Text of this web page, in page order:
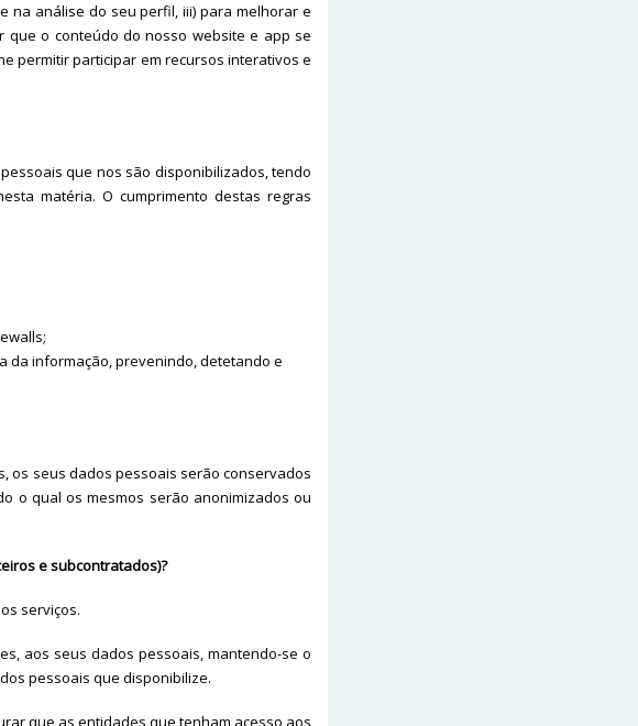
na análise do seu perfil, iii) para melhorar e
que o conteúdo do nosso website e app se
permitir participar em recursos interativos e
que nos são disponibilizados, tendo
matéria. O cumprimento destas regras
da informação, prevenindo, detetando e
os seus dados pessoais serão conservados
o qual os mesmos serão anonimizados ou
e subcontratados)?
serviços.
aos seus dados pessoais, mantendo-se o
pessoais que disponibilize.
que as entidades que tenham acesso aos